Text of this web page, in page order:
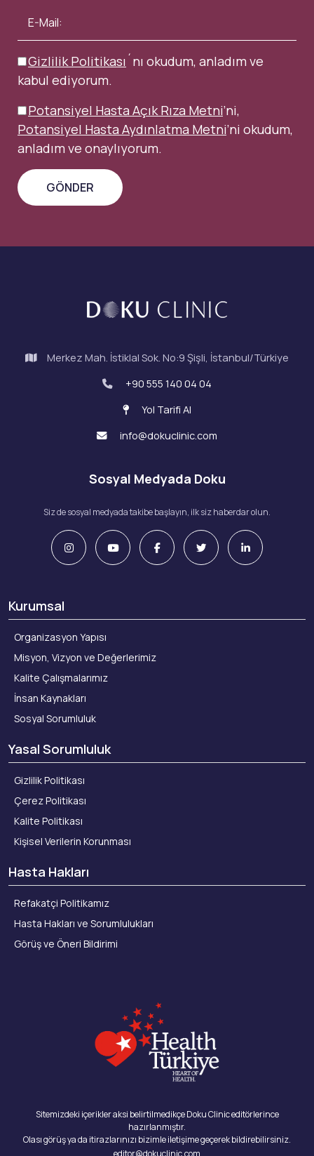
Gizlilik Politikası ´nı okudum, anladım ve
kabul ediyorum.
Potansiyel Hasta Açık Rıza Metni’ni,
Potansiyel Hasta Aydınlatma Metni’ni okudum,
anladım ve onaylıyorum.
Merkez Mah. İstiklal Sok. No:9 Şişli, İstanbul/Türkiye
+90 555 140 04 04
Yol Tarifi Al
info@dokuclinic.com
Sosyal Medyada Doku
Siz de sosyal medyada takibe başlayın, ilk siz haberdar olun.
Kurumsal
Organizasyon Yapısı
Misyon, Vizyon ve Değerlerimiz
Kalite Çalışmalarımız
İnsan Kaynakları
Sosyal Sorumluluk
Yasal Sorumluluk
Gizlilik Politikası
Çerez Politikası
Kalite Politikası
Kişisel Verilerin Korunması
Hasta Hakları
Refakatçi Politikamız
Hasta Hakları ve Sorumlulukları
Görüş ve Öneri Bildirimi
Sitemizdeki içerikler aksi belirtilmedikçe Doku Clinic editörlerince
hazırlanmıştır.
Olası görüş ya da itirazlarınızı bizimle iletişime geçerek bildirebilirsiniz.
editor@dokuclinic.com